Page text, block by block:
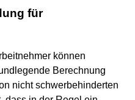
für
können
Berechnung
nicht schwerbehinderten